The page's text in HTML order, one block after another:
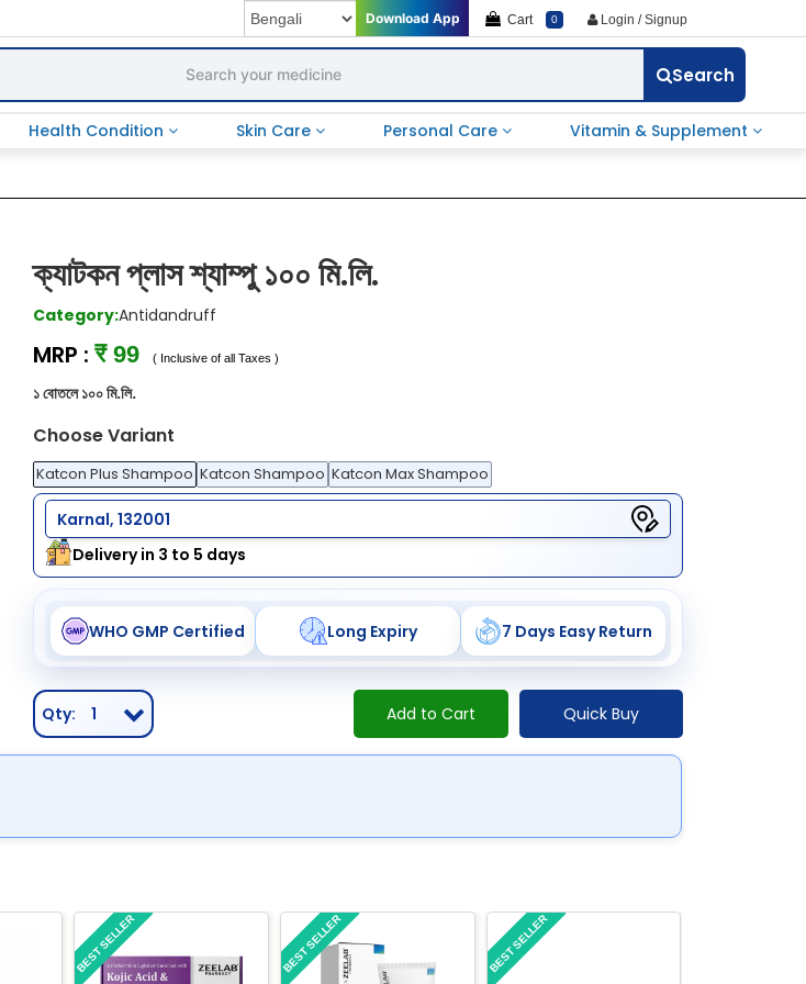
Download App Cart 0 Login / Signup
Search
Health Condition Skin Care Personal Care Vitamin & Supplement
ক্যাটকন প্লাস শ্যাম্পু ১০০ মি.লি.
Category:Antidandruff
MRP :₹ 99( Inclusive of all Taxes )
১ বোতলে ১০০ মি.লি.
Choose Variant
Katcon Plus Shampoo Katcon Shampoo Katcon Max Shampoo
Karnal, 132001
Delivery in 3 to 5 days
WHO GMP Certified Long Expiry 7 Days Easy Return
Qty: 1 Add to Cart Quick Buy
BEST SELLER BEST SELLER BEST SELLER